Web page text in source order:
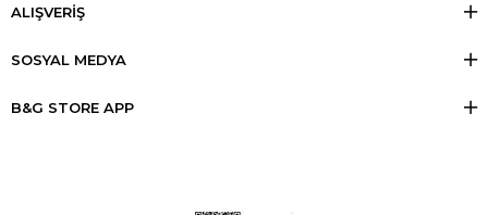
ALIŞVERİŞ
SOSYAL MEDYA
B&G STORE APP